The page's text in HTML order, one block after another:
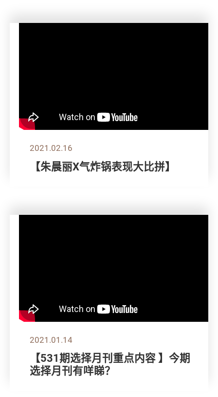
2021.02.16
【朱晨丽X气炸锅表现大比拼】
2021.01.14
【531期选择月刊重点内容 】今期
选择月刊有咩睇？